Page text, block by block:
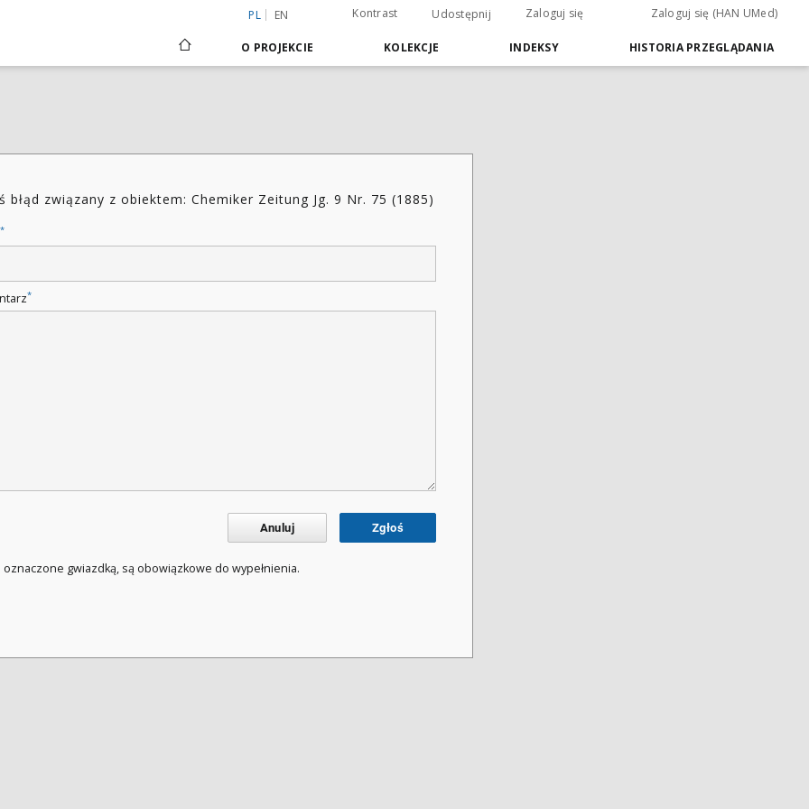
PL EN Kontrast Udostępnij Zaloguj się Zaloguj się (HAN UMed)
O PROJEKCIE KOLEKCJE INDEKSY HISTORIA PRZEGLĄDANIA
błąd związany z obiektem: Chemiker Zeitung Jg. 9 Nr. 75 (1885)
*
*
Anuluj Zgłoś
oznaczone gwiazdką, są obowiązkowe do wypełnienia.